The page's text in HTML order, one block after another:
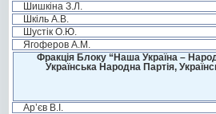
Шишкіна З.Л.
Шкіль А.В.
Шустік О.Ю.
Ягоферов А.М.
Фракція Блоку “Наша Україна –
Українська Народна Партія,
Ар’єв В.І.